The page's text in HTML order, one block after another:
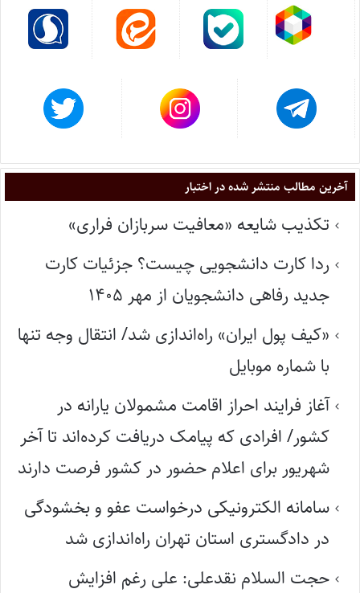
آخرین مطالب منتشر شده در اختبار
تکذیب شایعه «معافیت سربازان فراری»
ردا کارت دانشجویی چیست؟ جزئیات کارت
جدید رفاهی دانشجویان از مهر ۱۴۰۵
«کیف پول ایران» راه‌اندازی شد/ انتقال وجه تنها
با شماره موبایل
آغاز فرایند احراز اقامت مشمولان یارانه در
کشور/ افرادی که پیامک دریافت کرده‌اند تا آخر
شهریور برای اعلام حضور در کشور فرصت دارند
سامانه الکترونیکی درخواست عفو و بخشودگی
در دادگستری استان تهران راه‌اندازی شد
حجت السلام نقدعلی: علی رغم افزایش